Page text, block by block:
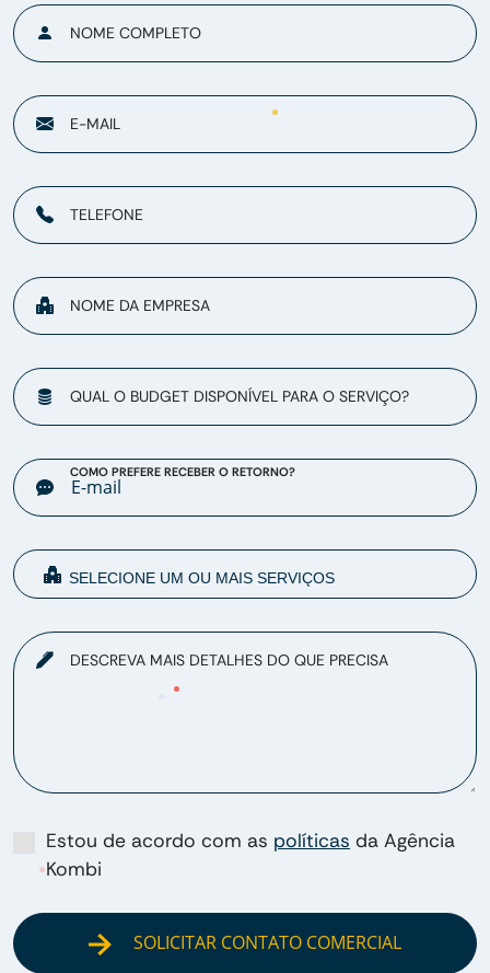
NOME COMPLETO
E-MAIL
TELEFONE
NOME DA EMPRESA
QUAL O BUDGET DISPONÍVEL PARA O SERVIÇO?
COMO PREFERE RECEBER O RETORNO?
DESCREVA MAIS DETALHES DO QUE PRECISA
Estou de acordo com as políticas da Agência
Kombi
SOLICITAR CONTATO COMERCIAL